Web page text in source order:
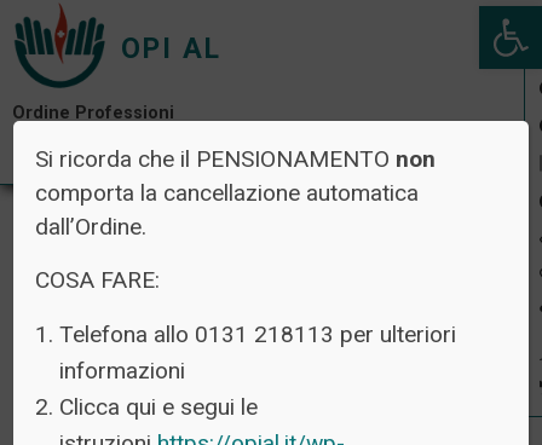
OPI AL
Ordine Professioni
Infermieristiche di Alessandria
Si ricorda che il PENSIONAMENTO non
comporta la cancellazione automatica
dall’Ordine.
COSA FARE:
Telefona allo 0131 218113 per ulteriori
informazioni
Clicca qui e segui le